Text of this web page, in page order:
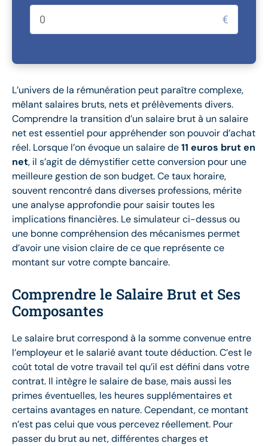
€
L’univers de la rémunération peut paraître complexe,
mêlant salaires bruts, nets et prélèvements divers.
Comprendre la transition d’un salaire brut à un salaire
net est essentiel pour appréhender son pouvoir d’achat
réel. Lorsque l’on évoque un salaire de11 euros brut en
net, il s’agit de démystifier cette conversion pour une
meilleure gestion de son budget. Ce taux horaire,
souvent rencontré dans diverses professions, mérite
une analyse approfondie pour saisir toutes les
implications financières. Le simulateur ci-dessus ou
une bonne compréhension des mécanismes permet
d’avoir une vision claire de ce que représente ce
montant sur votre compte bancaire.
Comprendre le Salaire Brut et Ses
Composantes
Le salaire brut correspond à la somme convenue entre
l’employeur et le salarié avant toute déduction. C’est le
coût total de votre travail tel qu’il est défini dans votre
contrat. Il intègre le salaire de base, mais aussi les
primes éventuelles, les heures supplémentaires et
certains avantages en nature. Cependant, ce montant
n’est pas celui que vous percevez réellement. Pour
passer du brut au net, différentes charges et